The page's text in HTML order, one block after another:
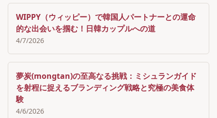
WIPPY（ウィッピー）で韓国人パートナーとの運命
的な出会いを掴む！日韓カップルへの道
4/7/2026
夢炭(mongtan)の至高なる挑戦：ミシュランガイド
を射程に捉えるブランディング戦略と究極の美食体
験
4/6/2026